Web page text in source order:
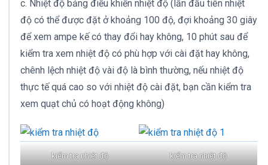
c. Nhiệt độ bảng điều khiển nhiệt độ (lần đầu tiên nhiệt
độ có thể được đặt ở khoảng 100 độ, đợi khoảng 30 giây
để xem ampe kế có thay đổi hay không, 10 phút sau để
kiểm tra xem nhiệt độ có phù hợp với cài đặt hay không,
chênh lệch nhiệt độ vài độ là bình thường, nếu nhiệt độ
thực tế quá cao so với nhiệt độ cài đặt, bạn cần kiểm tra
xem quạt chủ có hoạt động không)
kiểm tra nhiệt độ kiểm tra nhiệt độ